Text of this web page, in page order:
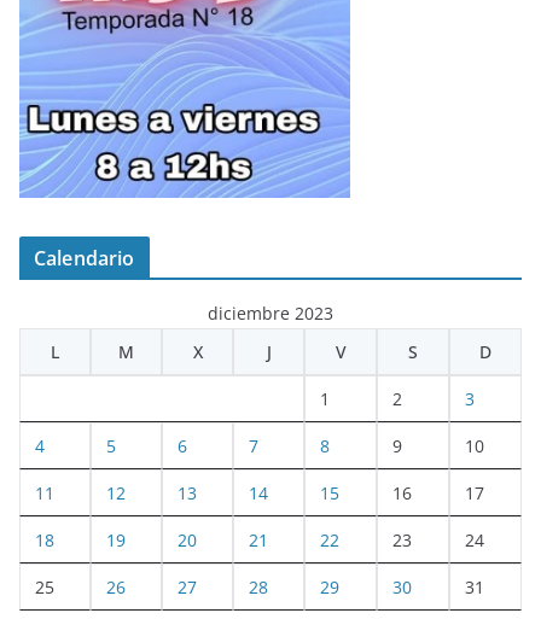
Calendario
diciembre 2023
L
M X J V S D
1 2 3
4 5 6 7 8 9 10
11 12 13 14 15 16 17
18 19 20 21 22 23 24
25 26 27 28 29 30 31